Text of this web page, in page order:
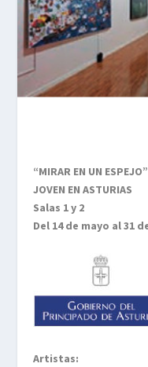
“MIRAR EN UN
JOVEN EN ASTURIAS
Salas 1 y 2
Del 14 de mayo al 31
Artistas: